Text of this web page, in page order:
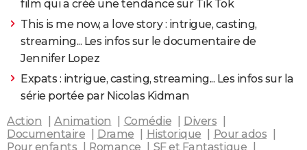
film qui a créé une tendance sur Tik Tok
This is me now, a love story : intrigue, casting,
streaming... Les infos sur le documentaire de
Jennifer Lopez
Expats : intrigue, casting, streaming... Les infos sur la
série portée par Nicolas Kidman
Action
Animation Comédie
Divers
Documentaire
Drame Historique
Pour ados
Pour enfants
Romance
SF et Fantastique